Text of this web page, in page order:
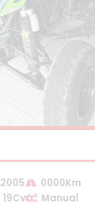
2005
0000Km
19Cv
Manual